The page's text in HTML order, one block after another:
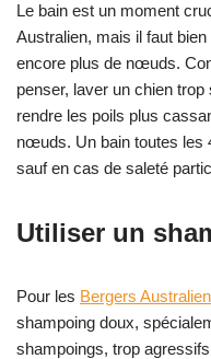
Le bain est un moment
Australien, mais il faut
encore plus de nœuds.
penser, laver un chien
rendre les poils plus
nœuds. Un bain toutes les
sauf en cas de saleté
Utiliser un
Pour les Bergers
shampoing doux,
shampoings, trop